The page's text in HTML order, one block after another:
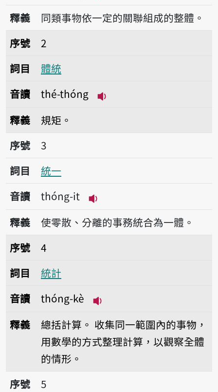
播放音讀hē-thóng
釋義
同類事物依一定的關聯組成的整體。
序號2體統
序號
2
詞目
體統
音讀
thé-thóng
釋義
規矩。
序號3統一
序號
3
詞目
統一
音讀
thóng-it
播放音讀thóng-it
釋義
使零散、分離的事務統合為一體。
序號4統計
序號
4
詞目
統計
音讀
thóng-kè
釋義 總括計算。 收集同一範圍內的事物，
用數學的方式整理計算，以觀察全體
的情形。
序號5正統
序號
5